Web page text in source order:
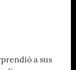
a sus